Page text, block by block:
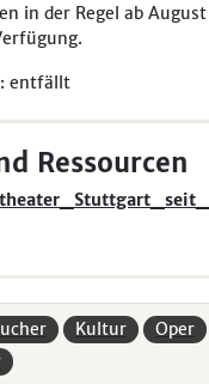
in der Regel ab August
entfällt
Ressourcen
Kultur
Oper